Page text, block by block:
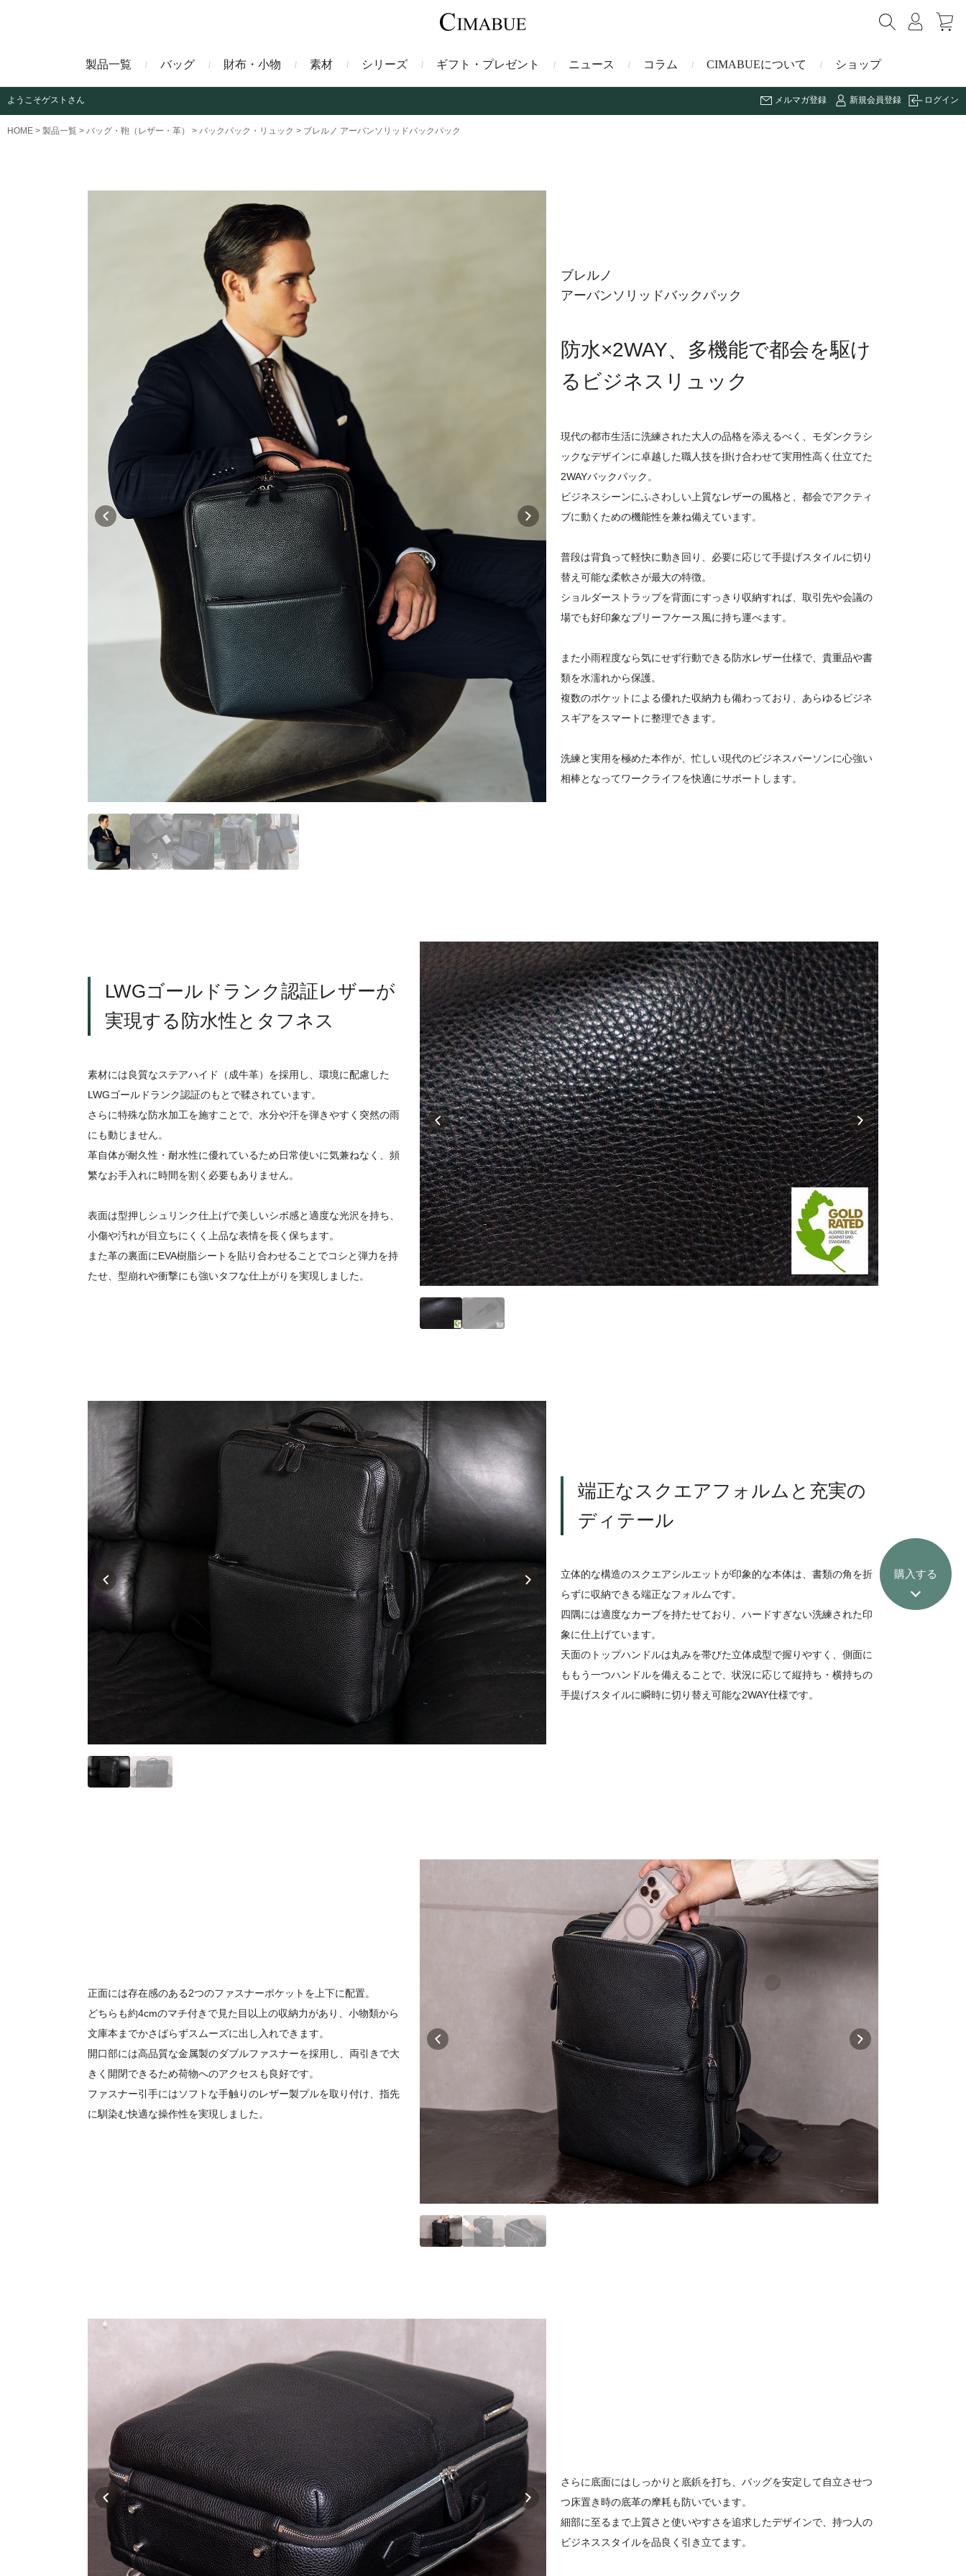
製品一覧 バッグ
ビジネスバッグ トートバッグ バックパック・リュック ショルダーバッグ
財布・小物
長財布 ミドルウォレット 二つ折り財布 ミニ財布
クロコダイル財布
素材 シリーズ
アニリンコードバン エレファント ガルーシャ サベル マルゴー
藍染めクロコダイル 墨染めクロコダイル
グレイン
クライフ
ギフト・プレゼント ニュース コラム CIMABUEについて ショップ
ようこそゲストさん メルマガ登録 新規会員登録 ログイン
HOME 製品一覧 バッグ・鞄（レザー・革） バックパック・リュック ブレルノ アーバンソリッドバックパック
購入する
ブレルノ
アーバンソリッドバックパック
防水×2WAY、多機能で都会を駆け
るビジネスリュック
現代の都市生活に洗練された大人の品格を添えるべく、モダンクラシ
ックなデザインに卓越した職人技を掛け合わせて実用性高く仕立てた
2WAYバックパック。
ビジネスシーンにふさわしい上質なレザーの風格と、都会でアクティ
ブに動くための機能性を兼ね備えています。
普段は背負って軽快に動き回り、必要に応じて手提げスタイルに切り
替え可能な柔軟さが最大の特徴。
ショルダーストラップを背面にすっきり収納すれば、取引先や会議の
場でも好印象なブリーフケース風に持ち運べます。
また小雨程度なら気にせず行動できる防水レザー仕様で、貴重品や書
類を水濡れから保護。
複数のポケットによる優れた収納力も備わっており、あらゆるビジネ
スギアをスマートに整理できます。
洗練と実用を極めた本作が、忙しい現代のビジネスパーソンに心強い
相棒となってワークライフを快適にサポートします。
LWGゴールドランク認証レザーが
実現する防水性とタフネス
素材には良質なステアハイド（成牛革）を採用し、環境に配慮した
LWGゴールドランク認証のもとで鞣されています。
さらに特殊な防水加工を施すことで、水分や汗を弾きやすく突然の雨
にも動じません。
革自体が耐久性・耐水性に優れているため日常使いに気兼ねなく、頻
繁なお手入れに時間を割く必要もありません。
表面は型押しシュリンク仕上げで美しいシボ感と適度な光沢を持ち、
小傷や汚れが目立ちにくく上品な表情を長く保ちます。
また革の裏面にEVA樹脂シートを貼り合わせることでコシと弾力を持
たせ、型崩れや衝撃にも強いタフな仕上がりを実現しました。
端正なスクエアフォルムと充実の
ディテール
立体的な構造のスクエアシルエットが印象的な本体は、書類の角を折
らずに収納できる端正なフォルムです。
四隅には適度なカーブを持たせており、ハードすぎない洗練された印
象に仕上げています。
天面のトップハンドルは丸みを帯びた立体成型で握りやすく、側面に
ももう一つハンドルを備えることで、状況に応じて縦持ち・横持ちの
手提げスタイルに瞬時に切り替え可能な2WAY仕様です。
正面には存在感のある2つのファスナーポケットを上下に配置。
どちらも約4cmのマチ付きで見た目以上の収納力があり、小物類から
文庫本までかさばらずスムーズに出し入れできます。
開口部には高品質な金属製のダブルファスナーを採用し、両引きで大
きく開閉できるため荷物へのアクセスも良好です。
ファスナー引手にはソフトな手触りのレザー製プルを取り付け、指先
に馴染む快適な操作性を実現しました。
さらに底面にはしっかりと底鋲を打ち、バッグを安定して自立させつ
つ床置き時の底革の摩耗も防いでいます。
細部に至るまで上質さと使いやすさを追求したデザインで、持つ人の
ビジネススタイルを品良く引き立てます。